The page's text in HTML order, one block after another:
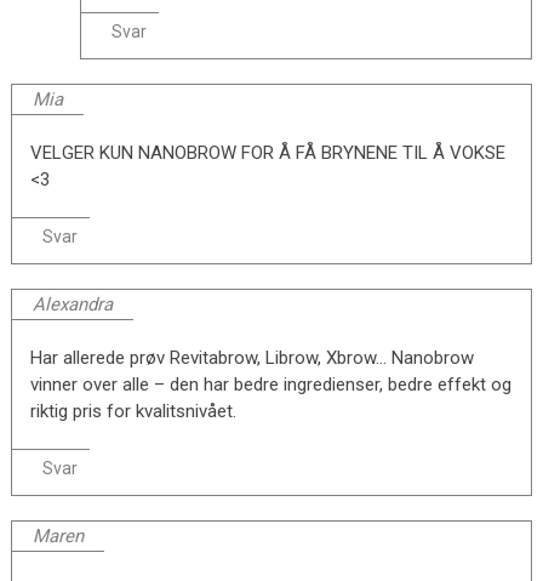
Svar
Mia
VELGER KUN NANOBROW FOR Å FÅ BRYNENE TIL Å VOKSE
<3
Svar
Alexandra
Har allerede prøv Revitabrow, Librow, Xbrow… Nanobrow
vinner over alle – den har bedre ingredienser, bedre effekt og
riktig pris for kvalitsnivået.
Svar
Maren